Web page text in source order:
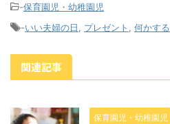
-保育園児・幼稚園児
-いい夫婦の日 プレゼント 何かする
関連記事
保育園児・幼稚園児